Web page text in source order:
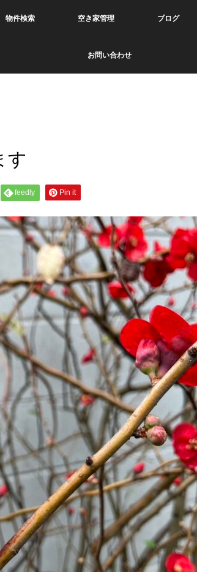
物件検索 空き家管理 ブログ
お問い合わせ
す
feedly Pin it